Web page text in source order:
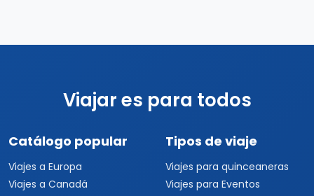
Viajar es para todos
Catálogo popular
Viajes a Europa
Viajes a Canadá
Tipos de viaje
Viajes para quinceaneras
Viajes para Eventos